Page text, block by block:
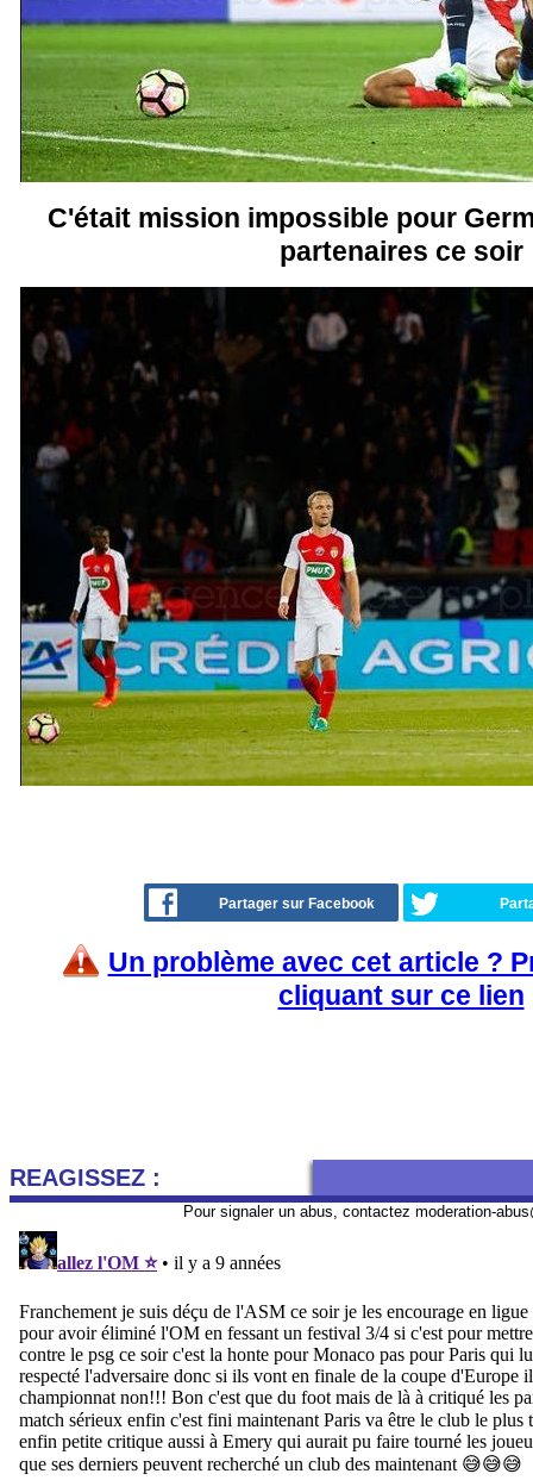
C'était mission impossible pour
partenaires ce soir
Partager sur Facebook
Un problème avec cet article ?
cliquant sur ce lien
REAGISSEZ :
Pour signaler un abus, contactez moderation-